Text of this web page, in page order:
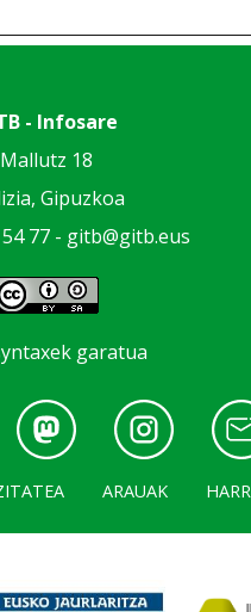
- Infosare
Mallutz 18
Gipuzkoa
77 - gitb@gitb.eus
garatua
ARAUAK